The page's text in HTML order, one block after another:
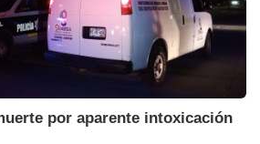
por aparente intoxicación